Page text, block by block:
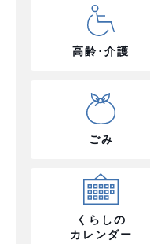
高齢･介護
ごみ
くらしの
カレンダー